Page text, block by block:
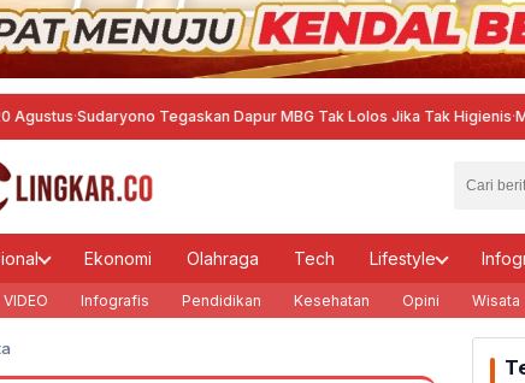
Sudaryono Tegaskan Dapur MBG Tak Lolos Jika Tak Higienis·Muktamar
Ekonomi Olahraga Tech Lifestyle
VIDEO Infografis Pendidikan Kesehatan Opini Wisata